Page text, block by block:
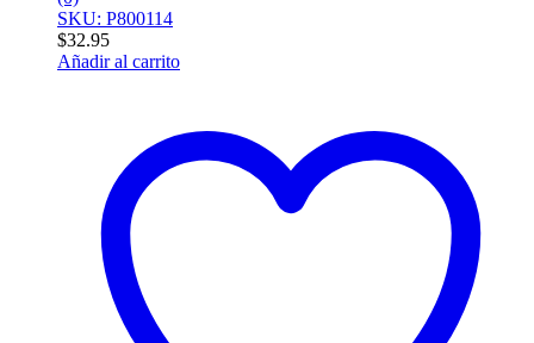
SKU: P800114
$32.95
Añadir al carrito